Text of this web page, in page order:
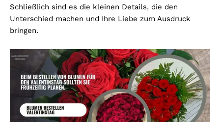
Schließlich sind es die kleinen Details, die den
Unterschied machen und Ihre Liebe zum Ausdruck
bringen.